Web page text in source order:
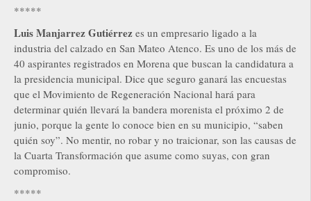
*****
Luis Manjarrez Gutiérrez es un empresario ligado a la
industria del calzado en San Mateo Atenco. Es uno de los más de
40 aspirantes registrados en Morena que buscan la candidatura a
la presidencia municipal. Dice que seguro ganará las encuestas
que el Movimiento de Regeneración Nacional hará para
determinar quién llevará la bandera morenista el próximo 2 de
junio, porque la gente lo conoce bien en su municipio, “saben
quién soy”. No mentir, no robar y no traicionar, son las causas de
la Cuarta Transformación que asume como suyas, con gran
compromiso.
*****